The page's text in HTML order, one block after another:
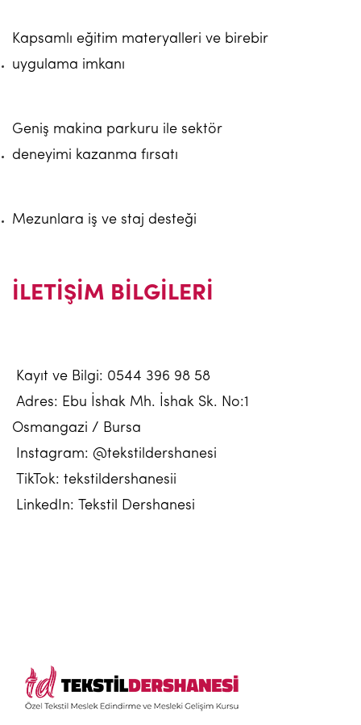
Kapsamlı eğitim materyalleri ve birebir
uygulama imkanı
Geniş makina parkuru ile sektör
deneyimi kazanma fırsatı
Mezunlara iş ve staj desteği
İLETİŞİM BİLGİLERİ
Kayıt ve Bilgi: 0544 396 98 58
Adres: Ebu İshak Mh. İshak Sk. No:1
Osmangazi / Bursa
Instagram: @tekstildershanesi
TikTok: tekstildershanesii
LinkedIn: Tekstil Dershanesi